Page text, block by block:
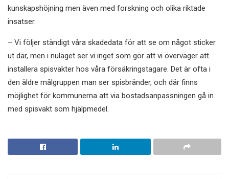
kunskapshöjning men även med forskning och olika riktade
insatser.
– Vi följer ständigt våra skadedata för att se om något sticker
ut där, men i nuläget ser vi inget som gör att vi överväger att
installera spisvakter hos våra försäkringstagare. Det är ofta i
den äldre målgruppen man ser spisbränder, och där finns
möjlighet för kommunerna att via bostadsanpassningen gå in
med spisvakt som hjälpmedel.